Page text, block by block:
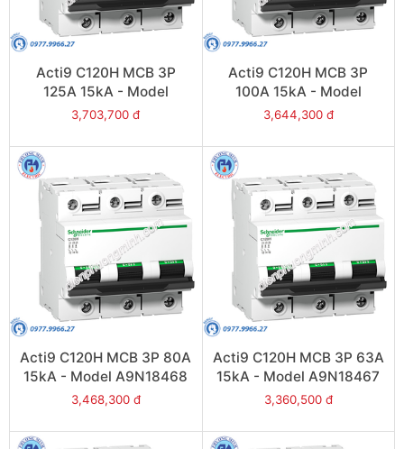
Acti9 C120H MCB 3P
125A 15kA - Model
A9N18470
3,703,700 đ
Acti9 C120H MCB 3P
100A 15kA - Model
A9N18469
3,644,300 đ
Acti9 C120H MCB 3P 80A
15kA - Model A9N18468
3,468,300 đ
Acti9 C120H MCB 3P 63A
15kA - Model A9N18467
3,360,500 đ